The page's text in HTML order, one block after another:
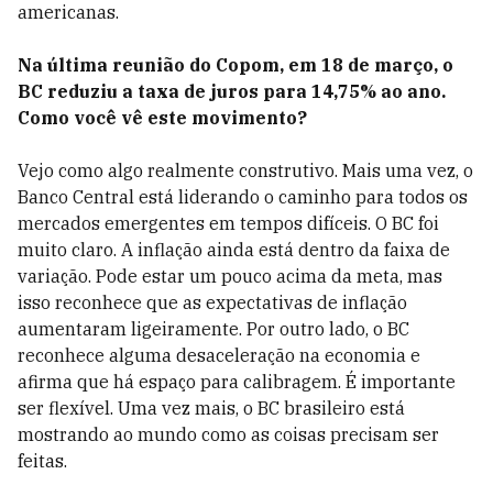
americanas.
Na última reunião do Copom, em 18 de março, o
BC reduziu a taxa de juros para 14,75% ao ano.
Como você vê este movimento?
Vejo como algo realmente construtivo. Mais uma vez, o
Banco Central está liderando o caminho para todos os
mercados emergentes em tempos difíceis. O BC foi
muito claro. A inflação ainda está dentro da faixa de
variação. Pode estar um pouco acima da meta, mas
isso reconhece que as expectativas de inflação
aumentaram ligeiramente. Por outro lado, o BC
reconhece alguma desaceleração na economia e
afirma que há espaço para calibragem. É importante
ser flexível. Uma vez mais, o BC brasileiro está
mostrando ao mundo como as coisas precisam ser
feitas.